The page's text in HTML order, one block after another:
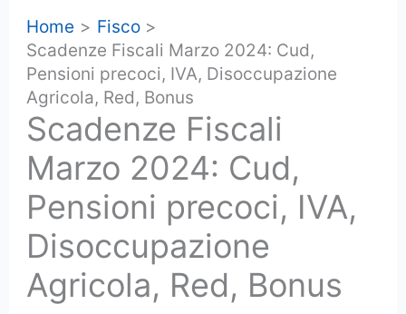
Home
Fisco
Scadenze Fiscali Marzo 2024: Cud,
Pensioni precoci, IVA, Disoccupazione
Agricola, Red, Bonus
Scadenze Fiscali
Marzo 2024: Cud,
Pensioni precoci, IVA,
Disoccupazione
Agricola, Red, Bonus